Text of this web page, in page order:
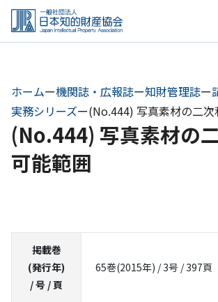
Skip
the
ホームー機関誌・広報誌ー知財管理誌ー
実務シリーズー(No.444) 写真素材の二
(No.444) 写真素材の
可能範囲
掲載巻
(発行年)
/ 号 / 頁
65巻(2015年) / 3号 / 397頁